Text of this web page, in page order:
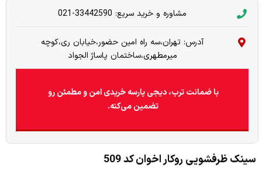
مشاوره و خرید سریع: 33442590-021
آدرس: تهران،سه راه امین حضور،خیابان ری،کوچه
میرمطهری،ساختمان پاساژ الجواد
با ضمانت ترب، دیجی پارسه خریدی امن و مطمئن رو
تضمین می‌کنه.
سینک ظرفشویی روکار اخوان کد 509